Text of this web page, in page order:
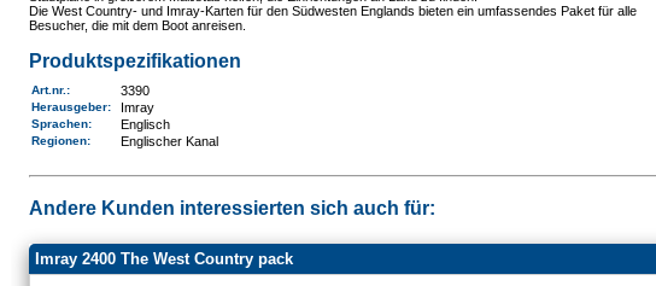
Die West Country- und Imray-Karten für den Südwesten Englands bieten ein umfassendes Paket für alle
Besucher, die mit dem Boot anreisen.
Produktspezifikationen
Art.nr. : 3390
Herausgeber: Imray
Sprachen: Englisch
Regionen: Englischer Kanal
Andere Kunden interessierten sich auch für:
Imray 2400 The West Country pack